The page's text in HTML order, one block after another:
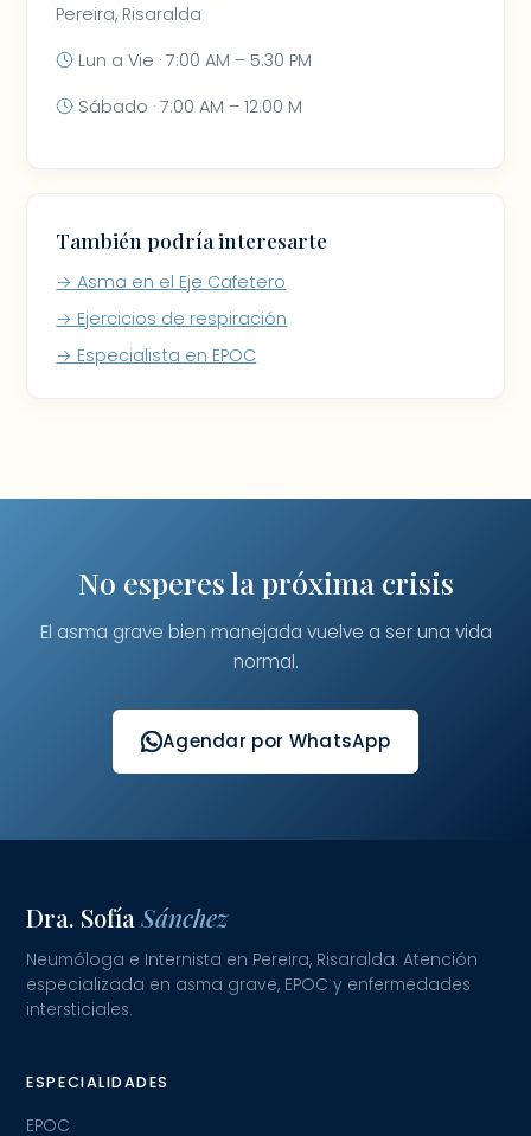
Pereira, Risaralda
Lun a Vie · 7:00 AM – 5:30 PM
Sábado · 7:00 AM – 12:00 M
También podría interesarte
→ Asma en el Eje Cafetero
→ Ejercicios de respiración
→ Especialista en EPOC
No esperes la próxima crisis
El asma grave bien manejada vuelve a ser una vida
normal.
Agendar por WhatsApp
Dra. SofíaSánchez
Neumóloga e Internista en Pereira, Risaralda. Atención
especializada en asma grave, EPOC y enfermedades
intersticiales.
ESPECIALIDADES
EPOC